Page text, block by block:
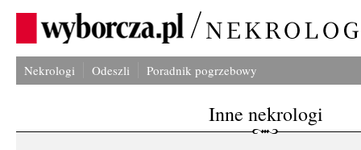
Nekrologi Odeszli Poradnik pogrzebowy
Inne nekrologi